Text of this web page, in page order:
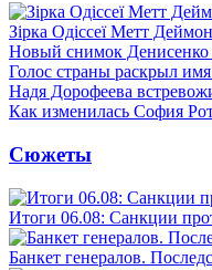
Зірка Одіссеї Метт
Новый снимок Денисенко
Голос страны раскрыл имя
Надя Дорофеева
Как изменилась София
Сюжеты
Итоги 06.08: Санкции
Банкет генералов.